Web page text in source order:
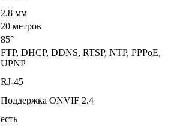
2.8 мм
20 метров
85°
FTP, DHCP, DDNS, RTSP, NTP, PPPoE,
UPNP
RJ-45
Поддержка ONVIF 2.4
есть